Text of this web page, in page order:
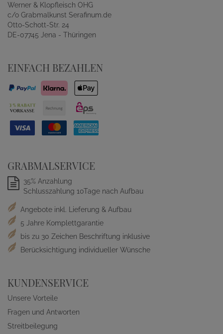
Werner & Klopfleisch OHG
c/o Grabmalkunst Serafinum.de
Otto-Schott-Str. 24
DE-07745 Jena - Thüringen
EINFACH BEZAHLEN
GRABMALSERVICE
35% Anzahlung
Schlusszahlung 10Tage nach Aufbau
Angebote inkl. Lieferung & Aufbau
5 Jahre Komplettgarantie
bis zu 30 Zeichen Beschriftung inklusive
Berücksichtigung individueller Wünsche
KUNDENSERVICE
Unsere Vorteile
Fragen und Antworten
Streitbeilegung